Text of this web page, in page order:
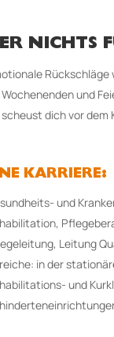
NICHTS
Rückschläge
und
scheust dich vor
KARRIERE:
und
Leitung
in der
und